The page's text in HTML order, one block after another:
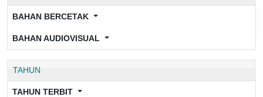
BAHAN BERCETAK
BAHAN AUDIOVISUAL
TAHUN
TAHUN TERBIT